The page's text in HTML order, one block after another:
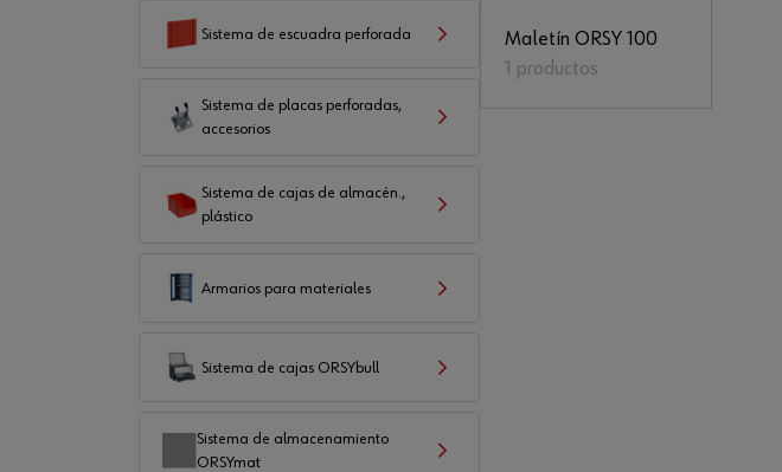
Sistema de escuadra perforada
Sistema de placas perforadas,
accesorios
Sistema de cajas de almacén.,
plástico
Armarios para materiales
Sistema de cajas ORSYbull
Sistema de almacenamiento
ORSYmat
Maletín ORSY 100
1 productos